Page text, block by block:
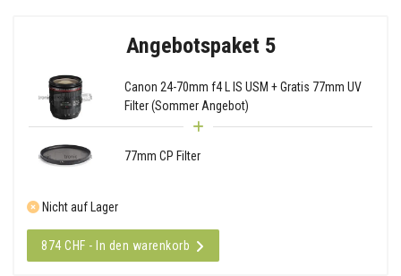
Angebotspaket 5
Canon 24-70mm f4 L IS USM + Gratis 77mm UV
Filter (Sommer Angebot)
77mm CP Filter
Nicht auf Lager
874 CHF - In den warenkorb